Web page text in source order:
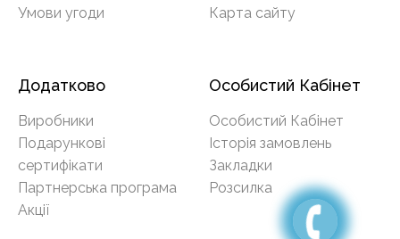
Умови угоди
Карта сайту
Додатково
Виробники
Подарункові
сертифікати
Партнерська програма
Акції
Особистий Кабінет
Особистий Кабінет
Історія замовлень
Закладки
Розсилка